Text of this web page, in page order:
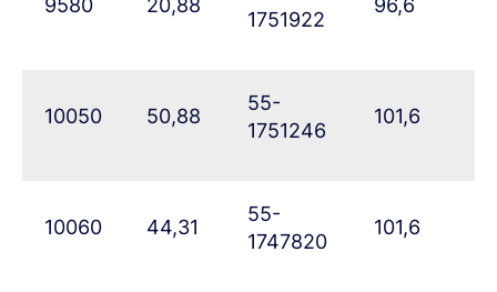
9580 20,88
1751922
96,6
10050 50,88
55-
1751246
101,6
10060 44,31
55-
1747820
101,6